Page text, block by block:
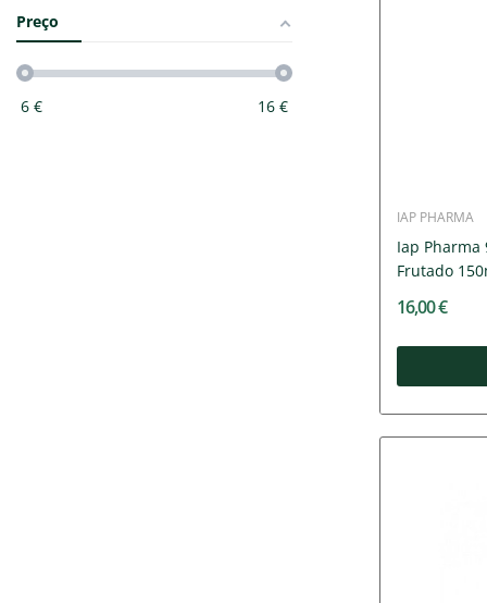
Preço
6 € 16€
IAP PHARMA
Iap Pharma
Frutado
16,00 €